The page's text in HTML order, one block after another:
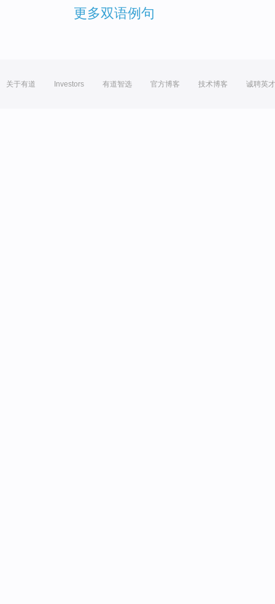
更多双语例句
关于有道 Investors 有道智选 官方博客 技术博客 诚聘英才